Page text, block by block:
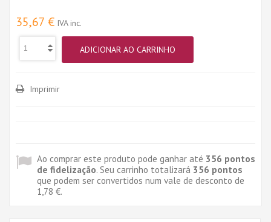
35,67 € IVA inc.
ADICIONAR AO CARRINHO
Imprimir
Ao comprar este produto pode ganhar até 356 pontos
de fidelização. Seu carrinho totalizará 356 pontos
que podem ser convertidos num vale de desconto de
1,78 €.